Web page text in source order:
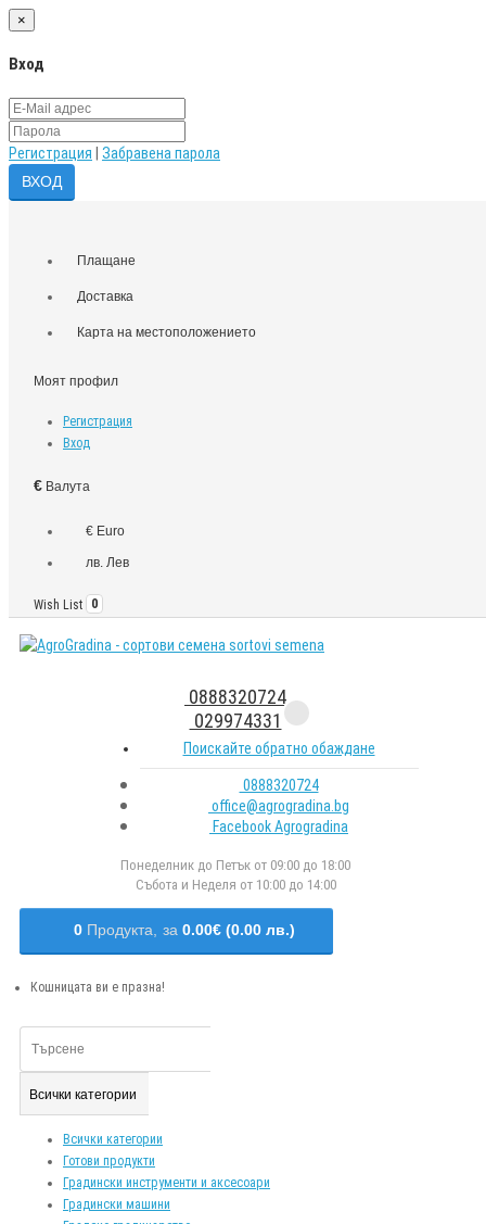
×
Вход
Регистрация Забравена парола
Плащане
Доставка
Карта на местоположението
Моят профил
Регистрация
Вход
€ Валута
€ Euro
лв. Лев
Wish List 0
0888320724
029974331
Поискайте обратно обаждане
0888320724
office@agrogradina.bg
Facebook Agrogradina
Понеделник до Петък от 09:00 до 18:00
Събота и Неделя от 10:00 до 14:00
0 Продукта, за 0.00€ (0.00 лв.)
Кошницата ви е празна!
Всички категории
Всички категории
Готови продукти
Градински инструменти и аксесоари
Градински машини